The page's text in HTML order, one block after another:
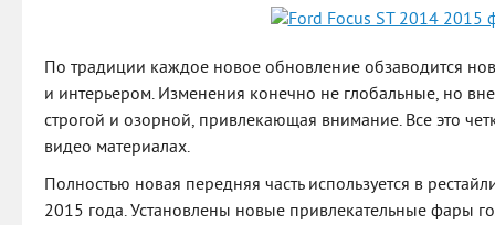
По традиции каждое новое обновление обзаводится
и интерьером. Изменения конечно не глобальные, но
строгой и озорной, привлекающая внимание. Все это
видео материалах.
Полностью новая передняя часть используется в
2015 года. Установлены новые привлекательные фары